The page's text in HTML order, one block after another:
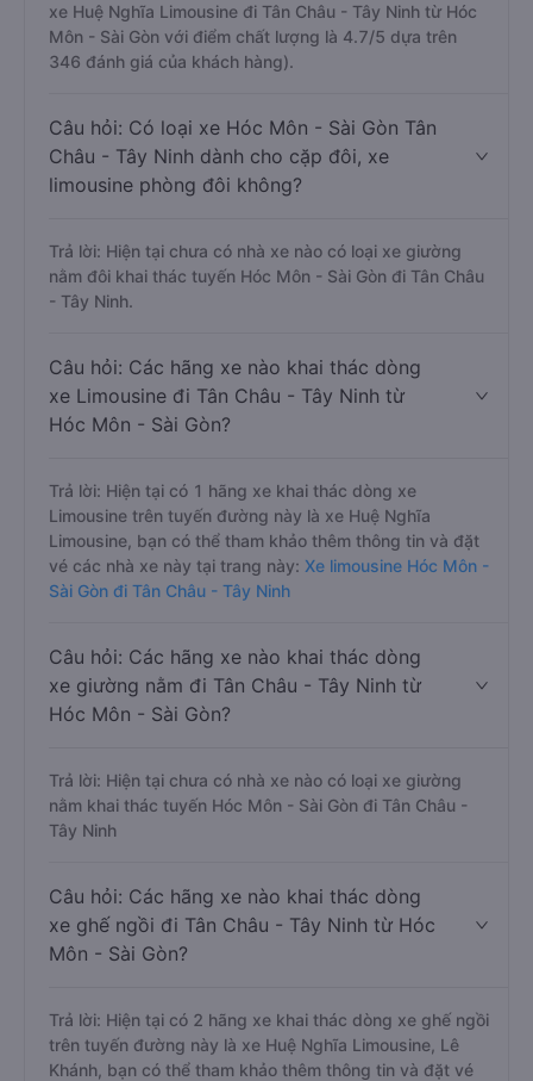
xe Huệ Nghĩa Limousine đi Tân Châu - Tây Ninh từ Hóc
Môn - Sài Gòn với điểm chất lượng là 4.7/5 dựa trên
346 đánh giá của khách hàng).
Câu hỏi: Có loại xe Hóc Môn - Sài Gòn Tân
Châu - Tây Ninh dành cho cặp đôi, xe
limousine phòng đôi không?
Trả lời: Hiện tại chưa có nhà xe nào có loại xe giường
nằm đôi khai thác tuyến Hóc Môn - Sài Gòn đi Tân Châu
- Tây Ninh.
Câu hỏi: Các hãng xe nào khai thác dòng
xe Limousine đi Tân Châu - Tây Ninh từ
Hóc Môn - Sài Gòn?
Trả lời: Hiện tại có 1 hãng xe khai thác dòng xe
Limousine trên tuyến đường này là xe Huệ Nghĩa
Limousine, bạn có thể tham khảo thêm thông tin và đặt
vé các nhà xe này tại trang này: Xe limousine Hóc Môn -
Sài Gòn đi Tân Châu - Tây Ninh
Câu hỏi: Các hãng xe nào khai thác dòng
xe giường nằm đi Tân Châu - Tây Ninh từ
Hóc Môn - Sài Gòn?
Trả lời: Hiện tại chưa có nhà xe nào có loại xe giường
nằm khai thác tuyến Hóc Môn - Sài Gòn đi Tân Châu -
Tây Ninh
Câu hỏi: Các hãng xe nào khai thác dòng
xe ghế ngồi đi Tân Châu - Tây Ninh từ Hóc
Môn - Sài Gòn?
Trả lời: Hiện tại có 2 hãng xe khai thác dòng xe ghế ngồi
trên tuyến đường này là xe Huệ Nghĩa Limousine, Lê
Khánh, bạn có thể tham khảo thêm thông tin và đặt vé